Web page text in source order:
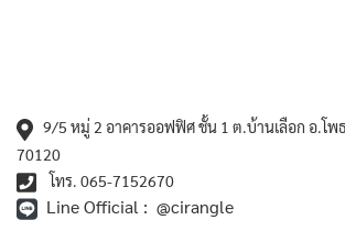
9/5 หมู่ 2 อาคารออฟฟิศ ชั้น 1 ต.บ้านเลือก อ.โพ
70120
โทร. 065-7152670
Line Official : @cirangle